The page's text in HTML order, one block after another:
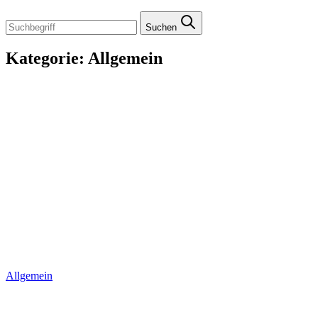
Suchen
Kategorie: Allgemein
Allgemein